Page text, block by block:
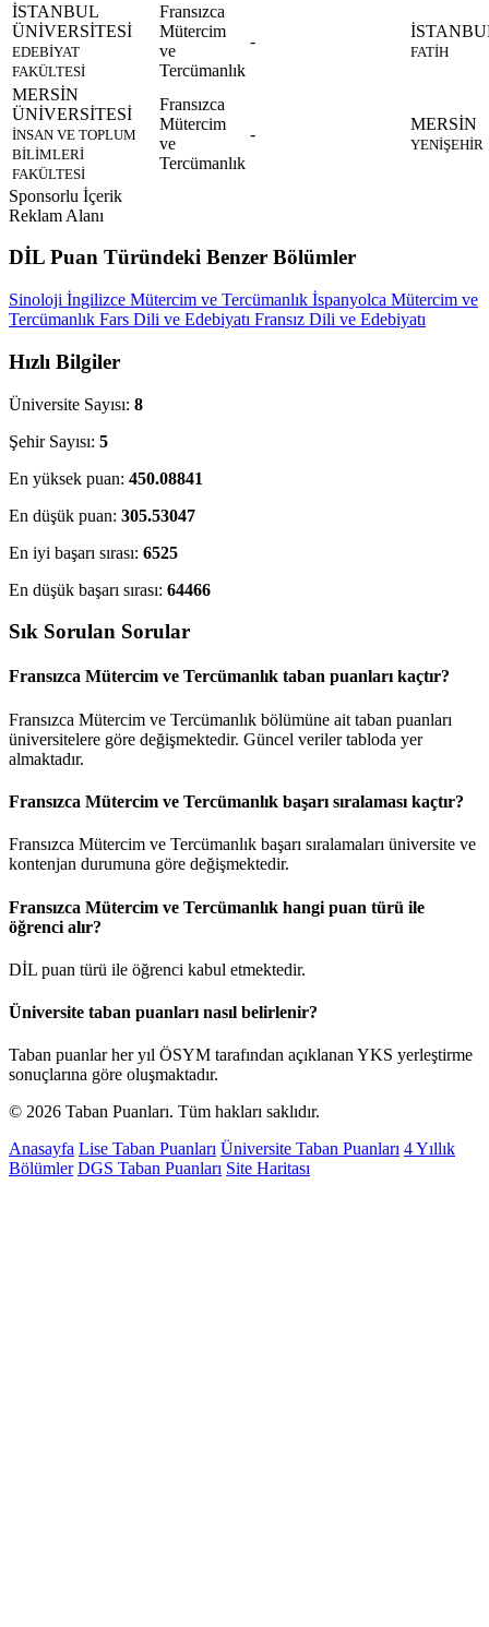
İSTANBUL
ÜNİVERSİTESİ
EDEBİYAT
FAKÜLTESİ
Fransızca
Mütercim
ve
Tercümanlık
-
FATİH
MERSİN
ÜNİVERSİTESİ
İNSAN VE TOPLUM
BİLİMLERİ
FAKÜLTESİ
Fransızca
Mütercim
ve
Tercümanlık
-
MERSİN
YENİŞEHİR
Sponsorlu İçerik
Reklam Alanı
DİL Puan Türündeki Benzer Bölümler
Sinoloji İngilizce Mütercim ve Tercümanlık İspanyolca Mütercim ve
Tercümanlık Fars Dili ve Edebiyatı Fransız Dili ve Edebiyatı
Hızlı Bilgiler
Üniversite Sayısı: 8
Şehir Sayısı: 5
En yüksek puan: 450.08841
En düşük puan: 305.53047
En iyi başarı sırası: 6525
En düşük başarı sırası: 64466
Sık Sorulan Sorular
Fransızca Mütercim ve Tercümanlık taban puanları kaçtır?
Fransızca Mütercim ve Tercümanlık bölümüne ait taban puanları
üniversitelere göre değişmektedir. Güncel veriler tabloda yer
almaktadır.
Fransızca Mütercim ve Tercümanlık başarı sıralaması kaçtır?
Fransızca Mütercim ve Tercümanlık başarı sıralamaları üniversite ve
kontenjan durumuna göre değişmektedir.
Fransızca Mütercim ve Tercümanlık hangi puan türü ile
öğrenci alır?
DİL puan türü ile öğrenci kabul etmektedir.
Üniversite taban puanları nasıl belirlenir?
Taban puanlar her yıl ÖSYM tarafından açıklanan YKS yerleştirme
sonuçlarına göre oluşmaktadır.
© 2026 Taban Puanları. Tüm hakları saklıdır.
Anasayfa Lise Taban Puanları Üniversite Taban Puanları 4 Yıllık
Bölümler DGS Taban Puanları Site Haritası